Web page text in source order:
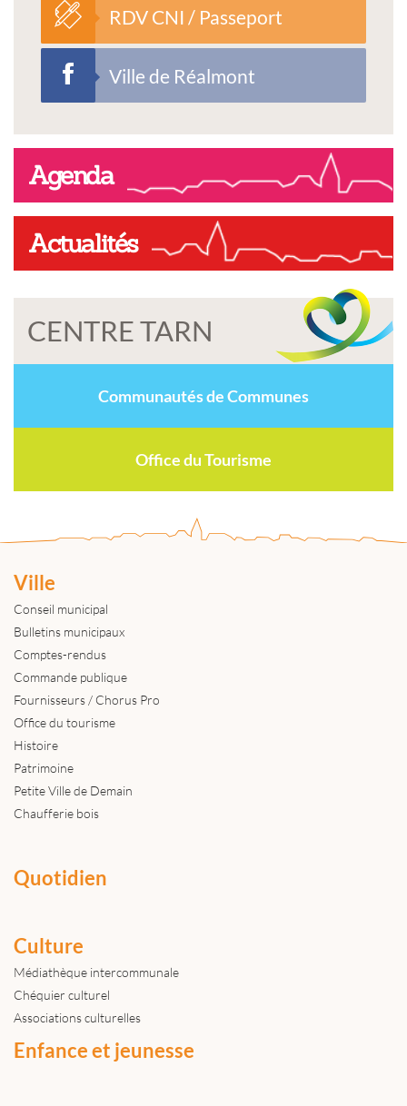
RDV CNI / Passeport
Ville de Réalmont
Agenda
Actualités
CENTRE TARN
Communautés de Communes
Office du Tourisme
Ville
Conseil municipal
Bulletins municipaux
Comptes-rendus
Commande publique
Fournisseurs / Chorus Pro
Office du tourisme
Histoire
Patrimoine
Petite Ville de Demain
Chaufferie bois
Quotidien
Culture
Médiathèque intercommunale
Chéquier culturel
Associations culturelles
Enfance et jeunesse